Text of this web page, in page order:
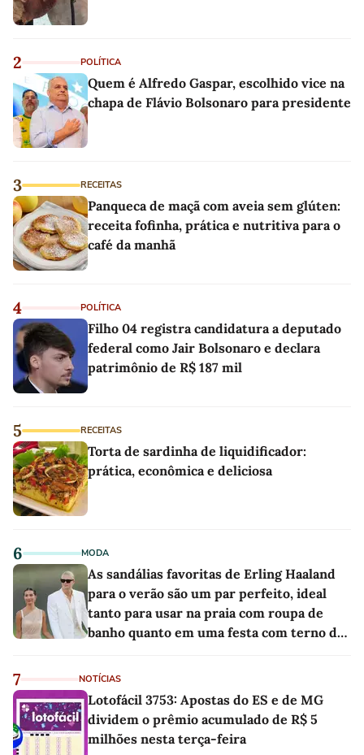
2 POLÍTICA
Quem é Alfredo Gaspar, escolhido vice na
chapa de Flávio Bolsonaro para presidente
3 RECEITAS
Panqueca de maçã com aveia sem glúten:
receita fofinha, prática e nutritiva para o
café da manhã
4 POLÍTICA
Filho 04 registra candidatura a deputado
federal como Jair Bolsonaro e declara
patrimônio de R$ 187 mil
5 RECEITAS
Torta de sardinha de liquidificador:
prática, econômica e deliciosa
6 MODA
As sandálias favoritas de Erling Haaland
para o verão são um par perfeito, ideal
tanto para usar na praia com roupa de
banho quanto em uma festa com terno de
7 NOTÍCIAS
Lotofácil 3753: Apostas do ES e de MG
dividem o prêmio acumulado de R$ 5
milhões nesta terça-feira